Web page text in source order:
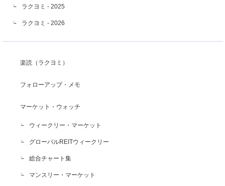
ラクヨミ - 2025
ラクヨミ - 2026
楽読（ラクヨミ）
フォローアップ・メモ
マーケット・ウォッチ
ウィークリー・マーケット
グローバルREITウィークリー
総合チャート集
マンスリー・マーケット